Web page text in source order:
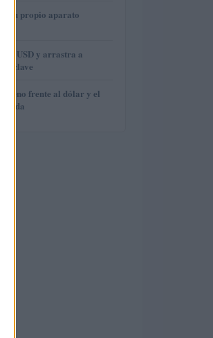
tu propio aparato
USD y arrastra a
clave
frente al dólar y el
caída